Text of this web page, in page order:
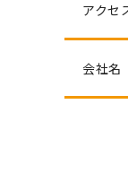
アクセ
会社名